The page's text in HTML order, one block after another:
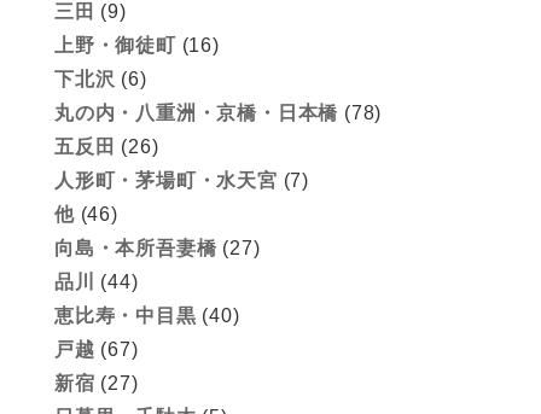
三田 (9)
上野・御徒町 (16)
下北沢 (6)
丸の内・八重洲・京橋・日本橋 (78)
五反田 (26)
人形町・茅場町・水天宮 (7)
他(46)
向島・本所吾妻橋 (27)
品川
(44)
恵比寿・中目黒 (40)
戸越 (67)
新宿 (27)